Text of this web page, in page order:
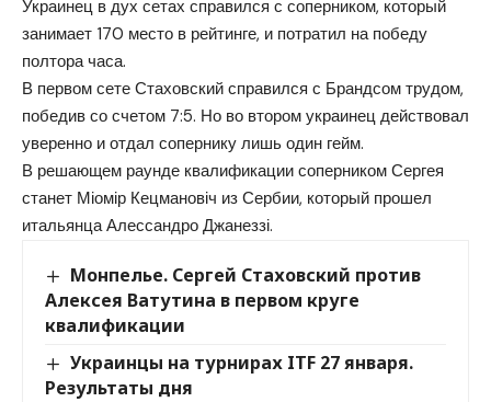
Украинец в дух сетах справился с соперником, который
занимает 170 место в рейтинге, и потратил на победу
полтора часа.
В первом сете Стаховский справился с Брандсом трудом,
победив со счетом 7:5. Но во втором украинец действовал
уверенно и отдал сопернику лишь один гейм.
В решающем раунде квалификации соперником Сергея
станет Міомір Кецмановіч из Сербии, который прошел
итальянца Алессандро Джанеззі.
Монпелье. Сергей Стаховский против
Алексея Ватутина в первом круге
квалификации
Украинцы на турнирах ITF 27 января.
Результаты дня